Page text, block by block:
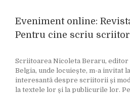
Eveniment online:
Pentru cine scriu
Scriitoarea Nicoleta Beraru, editor
Belgia, unde locuiește, m-a invitat
interesantă despre scriitorii și
la textele lor și la publicurile lor.